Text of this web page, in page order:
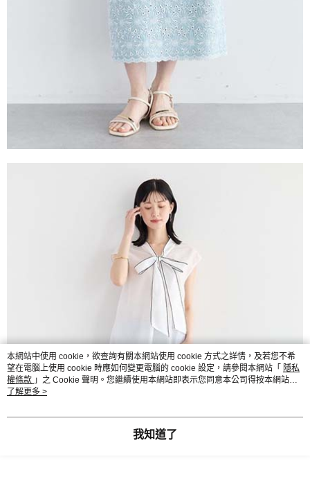
本網站中使用 cookie，欲查詢有關本網站使用 cookie 方式之詳情，及若您不希
望在電腦上使用 cookie 時應如何變更電腦的 cookie 設定，請參閱本網站「 隱私
權條款 」之 Cookie 聲明。您繼續使用本網站即表示您同意本公司得按本網站使
用條款之 Cookie 聲明使用 cookie。
了解更多 >
我知道了